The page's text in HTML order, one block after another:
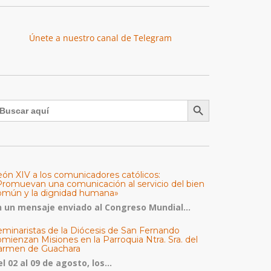
Únete a nuestro canal de Telegram
Botón de búsqueda
XIV a los comunicadores católicos:
una comunicación al servicio del bien
y la dignidad humana»
un mensaje enviado al Congreso Mundial...
de la Diócesis de San Fernando
Misiones en la Parroquia Ntra. Sra. del
de Guachara
02 al 09 de agosto, los...